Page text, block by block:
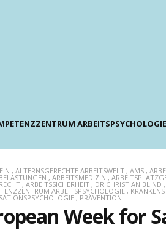
ARBEITSPSYCHOLOGIE
, ALTERNSGERECHTE ARBEITSWELT , AMS ,
, ARBEITSMEDIZIN ,
, ARBEITSSICHERHEIT , DR.CHRISTIAN BLIND ,
ARBEITSPSYCHOLOGIE ,
, PRÄVENTION
Week for